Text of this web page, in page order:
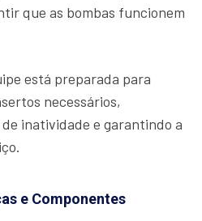
que as bombas funcionem
está preparada para
necessários,
inatividade e garantindo a
e Componentes